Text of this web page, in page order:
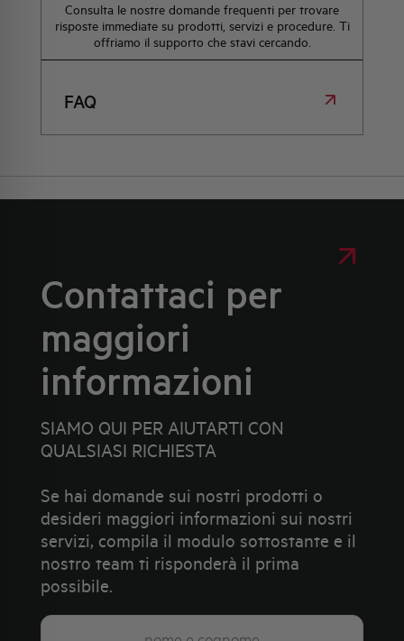
Consulta le nostre domande frequenti per trovare
risposte immediate su prodotti, servizi e procedure. Ti
offriamo il supporto che stavi cercando.
FAQ
Contattaci per
maggiori
informazioni
SIAMO QUI PER AIUTARTI CON
QUALSIASI RICHIESTA
Se hai domande sui nostri prodotti o
desideri maggiori informazioni sui nostri
servizi, compila il modulo sottostante e il
nostro team ti risponderà il prima
possibile.